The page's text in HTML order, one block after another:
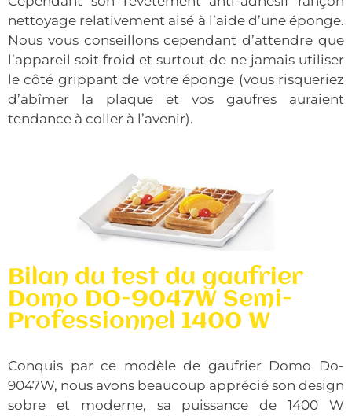
nettoyage relativement aisé à l’aide d’une éponge.
Nous vous conseillons cependant d’attendre que
l’appareil soit froid et surtout de ne jamais utiliser
le côté grippant de votre éponge (vous risqueriez
d’abîmer la plaque et vos gaufres auraient
tendance à coller à l’avenir).
Bilan du test du gaufrier
Domo DO-9047W Semi-
Professionnel 1400 W
Conquis par ce modèle de gaufrier Domo Do-
9047W, nous avons beaucoup apprécié son design
sobre et moderne, sa puissance de 1400 W